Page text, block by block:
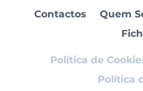
Contactos Quem
Política de
Política